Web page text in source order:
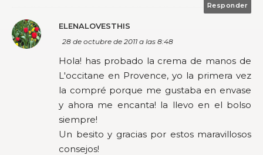
Responder
ELENALOVESTHIS
28 de octubre de 2011 a las 8:48
Hola! has probado la crema de manos de
L'occitane en Provence, yo la primera vez
la compré porque me gustaba en envase
y ahora me encanta! la llevo en el bolso
siempre!
Un besito y gracias por estos maravillosos
consejos!